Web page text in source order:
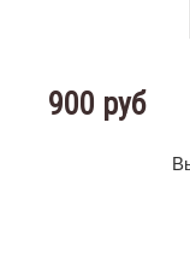
900 руб